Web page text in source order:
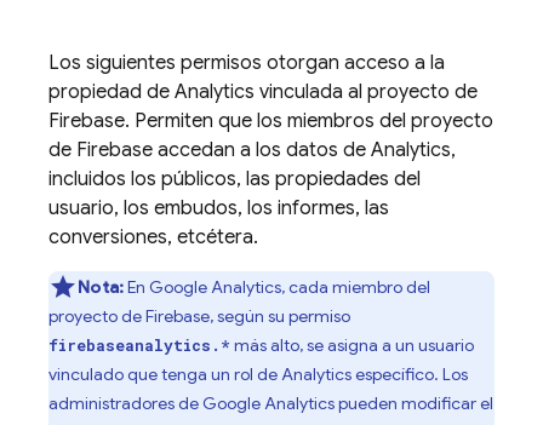
Los siguientes permisos otorgan acceso a la
propiedad de Analytics vinculada al proyecto de
Firebase. Permiten que los miembros del proyecto
de Firebase accedan a los datos de Analytics,
incluidos los públicos, las propiedades del
usuario, los embudos, los informes, las
conversiones, etcétera.
Nota:En Google Analytics, cada miembro del
proyecto de Firebase, según su permiso
firebaseanalytics.* más alto, se asigna a un usuario
vinculado que tenga un rol deAnalyticsespecífico. Los
administradores de Google Analyticspueden modificar el